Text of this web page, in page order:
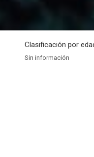
Clasificación por
Sin información